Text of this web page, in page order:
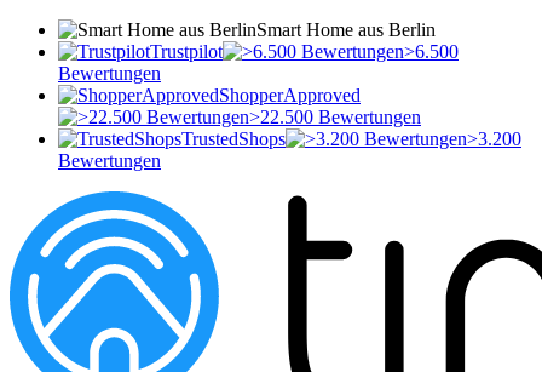
Smart Home aus Berlin
Trustpilot
>6.500
Bewertungen
ShopperApproved
>22.500 Bewertungen
TrustedShops
>3.200
Bewertungen